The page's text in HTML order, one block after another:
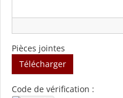
Pièces jointes
Télécharger
Code de vérification :